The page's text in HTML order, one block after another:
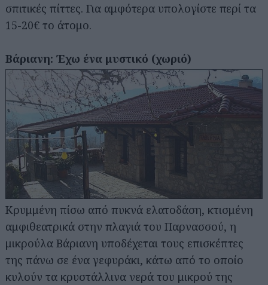
σπιτικές πίττες. Για αμφότερα υπολογίστε περί τα
15-20€ το άτομο.
Βάριανη: Έχω ένα μυστικό (χωριό)
Κρυμμένη πίσω από πυκνά ελατοδάση, κτισμένη
αμφιθεατρικά στην πλαγιά του Παρνασσού, η
μικρούλα Βάριανη υποδέχεται τους επισκέπτες
της πάνω σε ένα γεφυράκι, κάτω από το οποίο
κυλούν τα κρυστάλλινα νερά του μικρού της